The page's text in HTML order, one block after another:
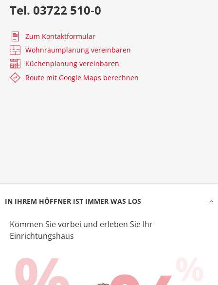
Tel. 03722 510-0
Zum Kontaktformular
Wohnraumplanung vereinbaren
Küchenplanung vereinbaren
Route mit Google Maps berechnen
IN IHREM HÖFFNER IST IMMER WAS LOS
Kommen Sie vorbei und erleben Sie Ihr
Einrichtungshaus